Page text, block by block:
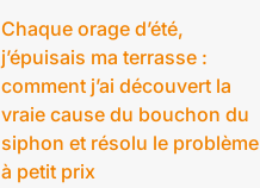
Chaque orage d’été,
j’épuisais ma terrasse :
comment j’ai découvert la
vraie cause du bouchon du
siphon et résolu le problème
à petit prix